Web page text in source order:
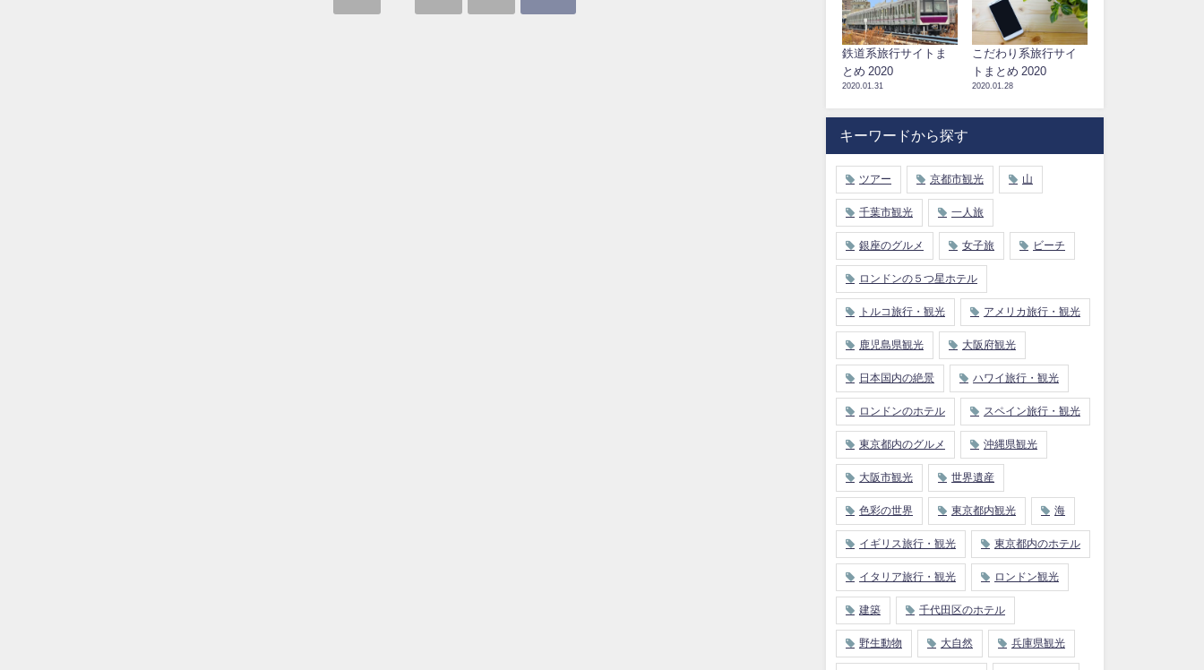
鉄道系旅行サイトま
とめ 2020
2020.01.31
こだわり系旅行サイ
トまとめ 2020
2020.01.28
キーワードから探す
ツアー 京都市観光 山
千葉市観光 一人旅
銀座のグルメ 女子旅 ビーチ
ロンドンの５つ星ホテル
トルコ旅行・観光 アメリカ旅行・観光
鹿児島県観光 大阪府観光
日本国内の絶景 ハワイ旅行・観光
ロンドンのホテル スペイン旅行・観光
東京都内のグルメ 沖縄県観光
大阪市観光 世界遺産
色彩の世界 東京都内観光 海
イギリス旅行・観光 東京都内のホテル
イタリア旅行・観光 ロンドン観光
建築 千代田区のホテル
野生動物 大自然 兵庫県観光